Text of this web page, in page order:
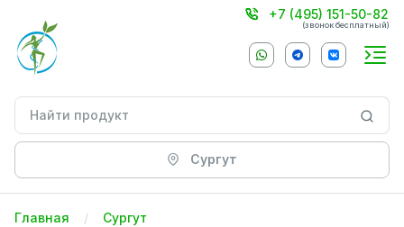
+7 (495) 151-50-82
(звонок бесплатный)
Сургут
Главная
Сургут